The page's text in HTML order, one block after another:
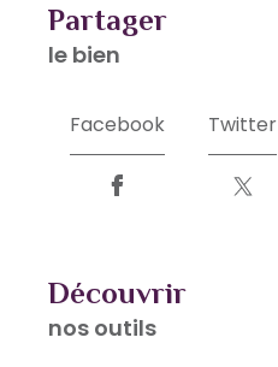
partager
le bien
Facebook Twitter
découvrir
nos outils